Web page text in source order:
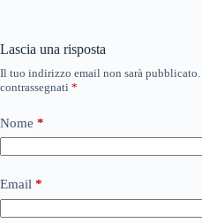
Lascia una risposta
Il tuo indirizzo email non sarà pubblicato.
contrassegnati *
Nome *
Email *